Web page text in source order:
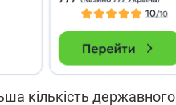
кількість